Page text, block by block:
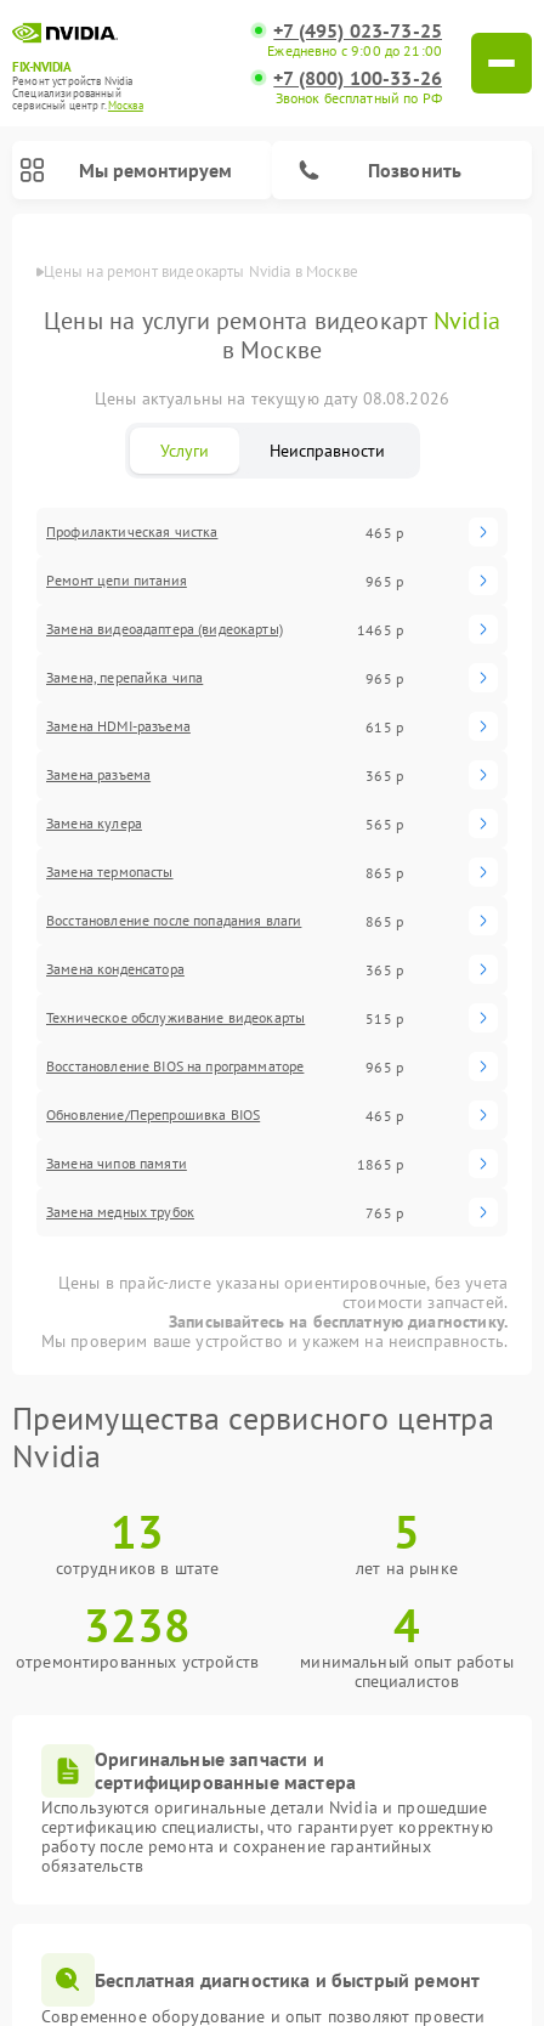
FIX-NVIDIA
Ремонт устройств Nvidia
Специализированный
cервисный центр г.Москва
+7 (495) 023-73-25
Ежедневно с 9:00 до 21:00
+7 (800) 100-33-26
Звонок бесплатный по РФ
Мы ремонтируем Позвонить
Цены на ремонт видеокарты Nvidia в Москве
Цены на услуги ремонта видеокарт Nvidia
в Москве
Цены актуальны на текущую дату 08.08.2026
Услуги Неисправности
Профилактическая чистка 465 р
Ремонт цепи питания 965 р
Замена видеоадаптера (видеокарты) 1465 р
Замена, перепайка чипа 965 р
Замена HDMI-разъема 615 р
Замена разъема 365 р
Замена кулера 565 р
Замена термопасты 865 р
Восстановление после попадания влаги 865 р
Замена конденсатора 365 р
Техническое обслуживание видеокарты 515 р
Восстановление BIOS на программаторе 965 р
Обновление/Перепрошивка BIOS 465 р
Замена чипов памяти 1865 р
Замена медных трубок 765 р
Цены в прайс-листе указаны ориентировочные, без учета
стоимости запчастей.
Записывайтесь на бесплатную диагностику.
Мы проверим ваше устройство и укажем на неисправность.
Преимущества сервисного центра
Nvidia
13
сотрудников в штате
5
лет на рынке
3238
отремонтированных устройств
4
минимальный опыт работы
специалистов
Оригинальные запчасти и
сертифицированные мастера
Используются оригинальные детали Nvidia и прошедшие
сертификацию специалисты, что гарантирует корректную
работу после ремонта и сохранение гарантийных
обязательств
Бесплатная диагностика и быстрый ремонт
Современное оборудование и опыт позволяют провести